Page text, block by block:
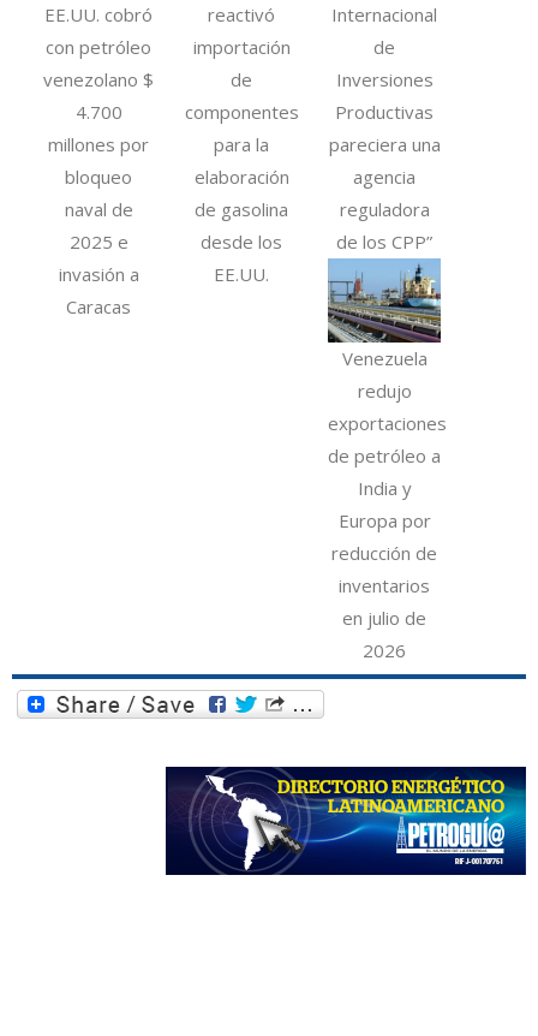
EE.UU. cobró
con petróleo
venezolano $
4.700
millones por
bloqueo
naval de
2025 e
invasión a
Caracas
reactivó
importación
de
componentes
para la
elaboración
de gasolina
desde los
EE.UU.
Internacional
de
Inversiones
Productivas
pareciera una
agencia
reguladora
de los CPP”
Venezuela
redujo
exportaciones
de petróleo a
India y
Europa por
reducción de
inventarios
en julio de
2026